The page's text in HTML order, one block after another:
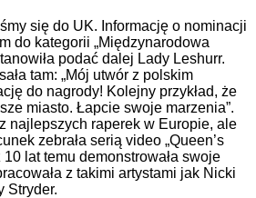
się do UK. Informację o nominacji
do kategorii „Międzynarodowa
podać dalej Lady Leshurr.
tam: „Mój utwór z polskim
do nagrody! Kolejny przykład, że
miasto. Łapcie swoje marzenia”.
najlepszych raperek w Europie, ale
zebrała serią video „Queen’s
lat temu demonstrowała swoje
z takimi artystami jak Nicki
Stryder.